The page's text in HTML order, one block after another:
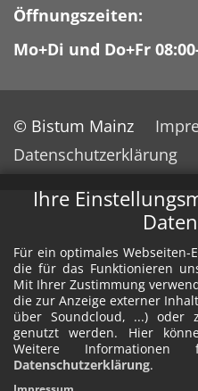
Ihre
Für ein optimales Webseiten-
die für das Funktionieren
Mit Ihrer Zustimmung
die zur Anzeige externer
über Soundcloud, ...) oder
genutzt werden. Hier
Weitere
Datenschutzerklärung.
Öffnungszeiten:
Mo+Di und Do+Fr
© Bistum Mainz
Datenschutzerklärung